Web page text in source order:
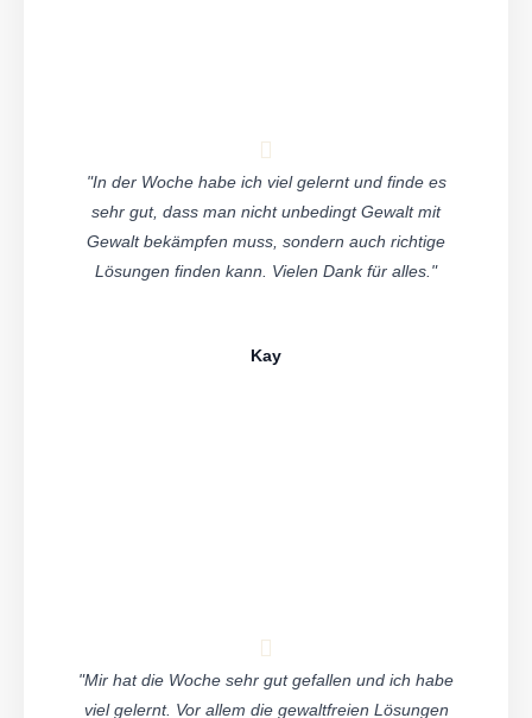
"In der Woche habe ich viel gelernt und finde es
sehr gut, dass man nicht unbedingt Gewalt mit
Gewalt bekämpfen muss, sondern auch richtige
Lösungen finden kann. Vielen Dank für alles."
Kay
"Mir hat die Woche sehr gut gefallen und ich habe
viel gelernt. Vor allem die gewaltfreien Lösungen